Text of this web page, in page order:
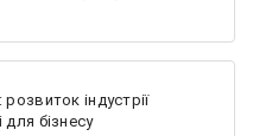
індустрії
бізнесу